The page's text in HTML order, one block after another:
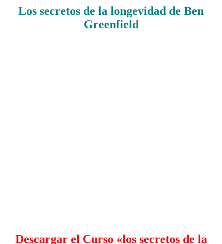
Los secretos de la longevidad de Ben
Greenfield
Descargar el Curso «los secretos de la